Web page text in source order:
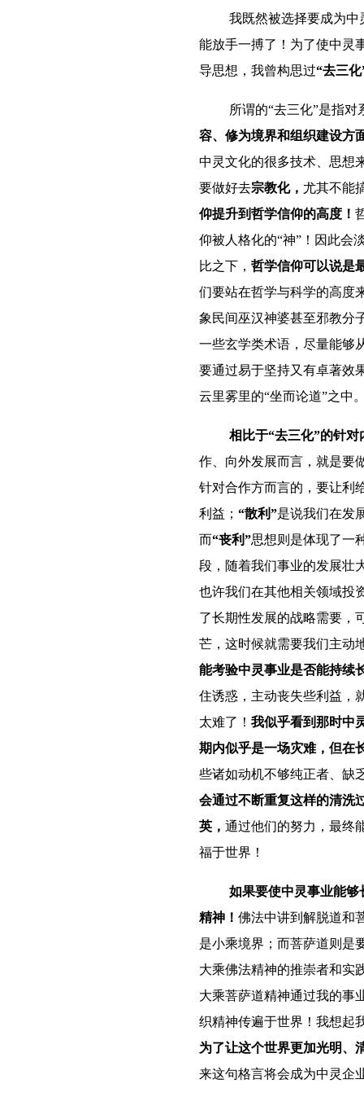
我既然被选择要成为
能放手一搏了！为了使中灵
导思想，我曾构思过“去三
所谓的“去三化”是指
容、修为境界和组织建设方
中灵文化的很多技术、思想
要做好去宗教化， 尤其不能
仰提升到哲学信仰的高度！
仰被人格化的“神”！因此会
比之下， 哲学信仰可以说是
们要站在哲学与科学的高度
象民间巫汉神婆甚至邪教分
一些玄学类术语，尽量能够
要通过易于坚持又有卓著效
云里雾里的“坐而论道”之中
相比于“去三化”的针
作、向外发展而言，就是要
针对合作方而言的，要让利
利益； “散利”是说我们在发
而“丧利”思想则是体现了一
段，随着我们事业的发展壮
也许我们在其他相关领域投
了长期性发展的战略需要，
芒，这时候就需要我们主动
能考验中灵事业是否能持续
住诱惑，主动丧失些利益，
太难了！ 我似乎看到那时中
期内似乎是一场灾难，但在
些诸如动机不够纯正者、缺
会通过不断重复这样的清洗
英， 通过他们的努力，最终
福于世界！
如果要使中灵事业能
精神！ 佛法中讲到 解脱道和
是小乘境界；而菩萨道则是
大乘佛法精神的推崇者和实
大乘菩萨道精神通过我的事
织精神传遍于世界！我想起
为了让这个世界更加光明、
来这句格言将会成为中灵企